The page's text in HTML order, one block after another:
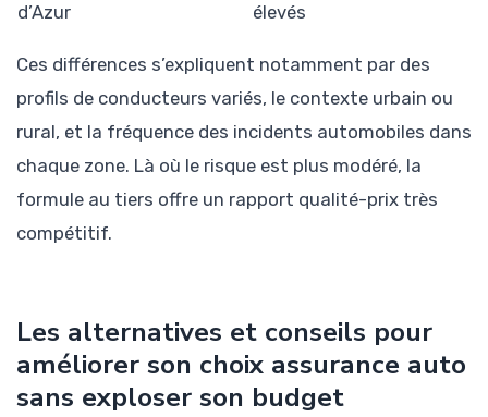
d’Azur
élevés
Ces différences s’expliquent notamment par des
profils de conducteurs variés, le contexte urbain ou
rural, et la fréquence des incidents automobiles dans
chaque zone. Là où le risque est plus modéré, la
formule au tiers offre un rapport qualité-prix très
compétitif.
Les alternatives et conseils pour
améliorer son choix assurance auto
sans exploser son budget